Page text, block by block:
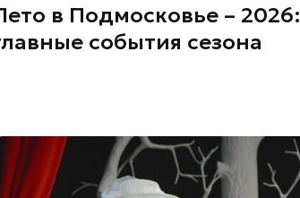
в Подмосковье – 2026:
события сезона